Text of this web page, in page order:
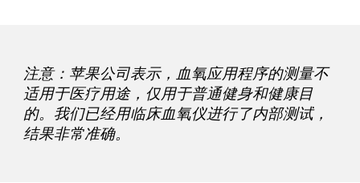
注意：苹果公司表示，血氧应用程序的测量不
适用于医疗用途，仅用于普通健身和健康目
的。我们已经用临床血氧仪进行了内部测试，
结果非常准确。